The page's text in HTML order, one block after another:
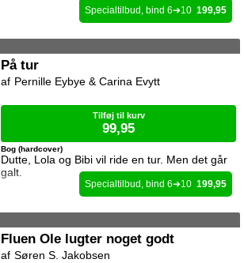
6 10 199,95
På tur
Dutte, Lola og Bibi vil ride en tur. Men det går
galt.
Bog (hardcover)
Pernille Eybye & Carina Evytt
Tilføj til kurv
99,95
6 10 199,95
Fluen Ole lugter noget godt
Søren S. Jakobsen